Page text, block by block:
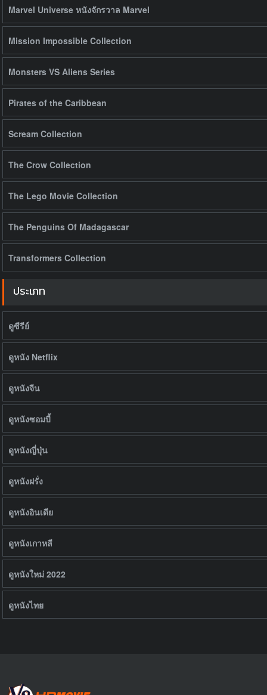
ประเภท
ดูซีรีย์
ดูหนัง Netflix
ดูหนังจีน
ดูหนังซอมบี้
ดูหนังญี่ปุ่น
ดูหนังฝรั่ง
ดูหนังอินเดีย
ดูหนังเกาหลี
ดูหนังใหม่ 2022
ดูหนังไทย
Marvel Universe หนังจักรวาล Marvel
Mission Impossible Collection
Monsters VS Aliens Series
Pirates of the Caribbean
Scream Collection
The Crow Collection
The Lego Movie Collection
The Penguins Of Madagascar
Transformers Collection